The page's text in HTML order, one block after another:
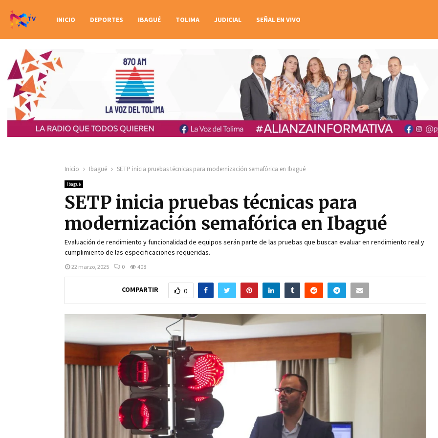
INICIO DEPORTES IBAGUÉ TOLIMA JUDICIAL SEÑAL EN VIVO
Inicio Ibagué SETP inicia pruebas técnicas para modernización semafórica en Ibagué
Ibagué
SETP inicia pruebas técnicas para
modernización semafórica en Ibagué
Evaluación de rendimiento y funcionalidad de equipos serán parte de las pruebas que buscan evaluar en rendimiento real y
cumplimiento de las especificaciones requeridas.
22 marzo, 2025 0 408
COMPARTIR 0